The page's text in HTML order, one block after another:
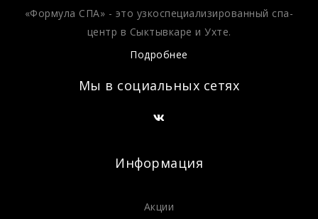
«Формула СПА» - это узкоспециализированный спа-
центр в Сыктывкаре и Ухте.
Подробнее
Мы в социальных сетях
Информация
Акции